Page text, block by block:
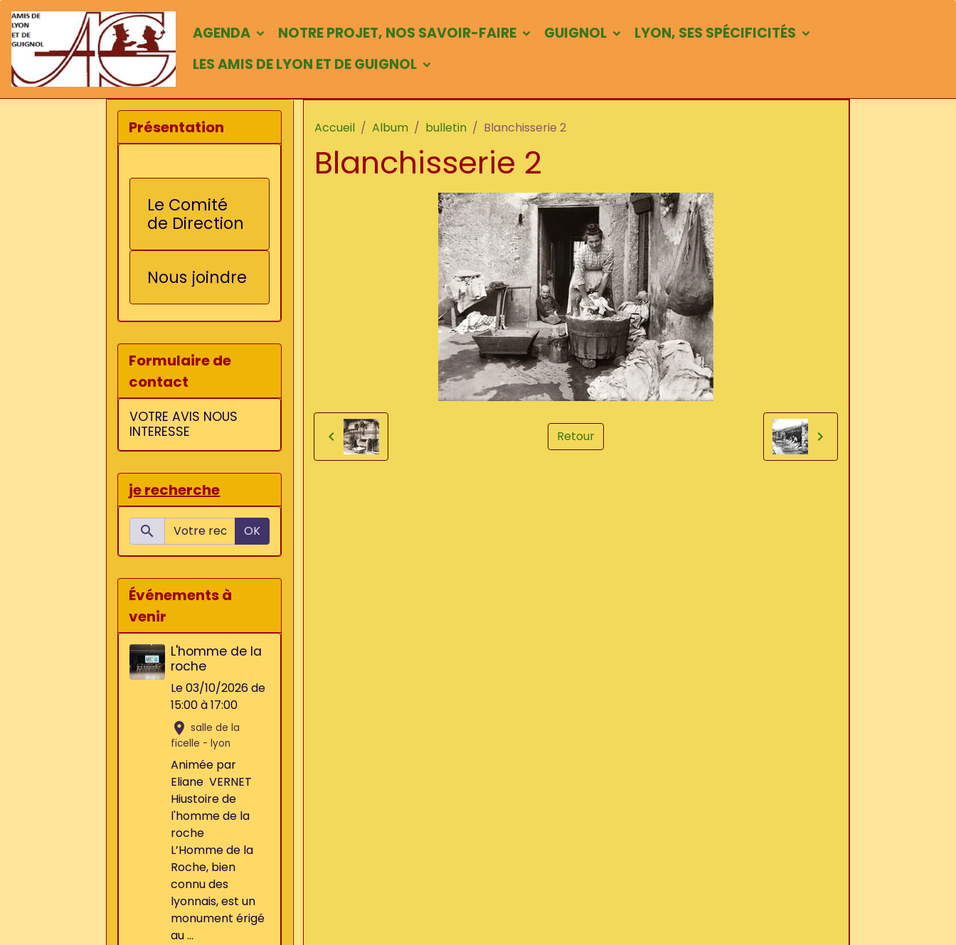
AGENDA NOTRE PROJET, NOS SAVOIR-FAIRE GUIGNOL
LYON, SES SPÉCIFICITÉS
LES AMIS DE LYON ET DE GUIGNOL
Accueil Album bulletin Blanchisserie 2
Blanchisserie 2
Retour
Présentation
Le Comité
de Direction
Nous joindre
Formulaire de
contact
VOTRE AVIS NOUS
INTERESSE
je recherche
OK
Événements à
venir
L'homme de la
roche
Le 03/10/2026de
15:00à 17:00
salle de la
ficelle - lyon
Animée par
Eliane VERNET
Hiustoire de
l'homme de la
roche
L’Homme de la
Roche, bien
connu des
lyonnais, est un
monument érigé
au ...